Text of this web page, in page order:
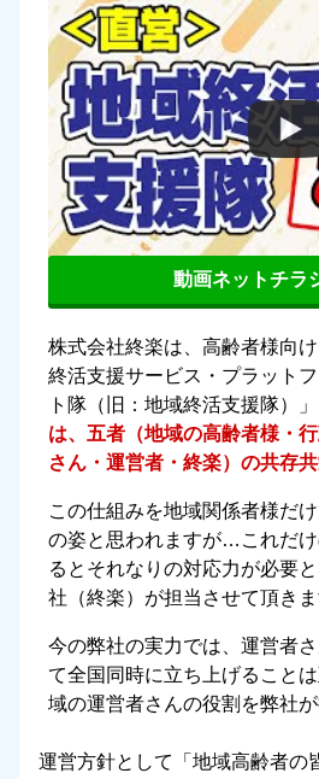
動画ネットチラ
株式会社終楽は、高齢者様向
終活支援サービス・プラット
ト隊（旧：地域終活支援隊）
は、五者（地域の高齢者様・
さん・運営者・終楽）の共存
この仕組みを地域関係者様だ
の姿と思われますが…これだ
るとそれなりの対応力が必要
社（終楽）が担当させて頂きま
今の弊社の実力では、運営者
て全国同時に立ち上げること
域の運営者さんの役割を弊社
運営方針として「 地域高齢者の